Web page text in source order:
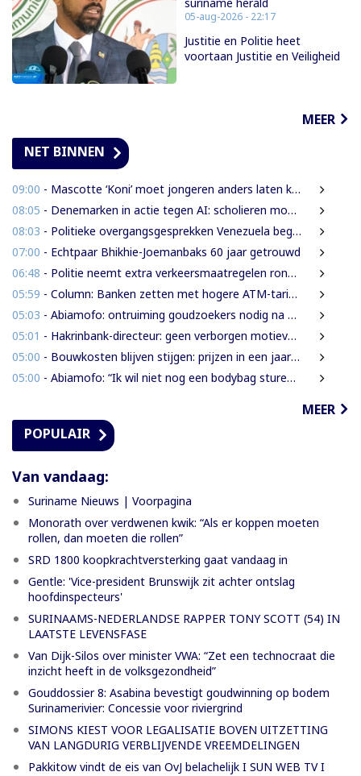
05-aug-2026 - 22:17
Justitie en Politie heet
voortaan Justitie en Veiligheid
MEER
NET BINNEN
09:00 - Mascotte ‘Koni’ moet jongeren anders laten kijken naar Surinaamse houtsector
08:05 - Denemarken in actie tegen AI: scholieren moeten extra mondelinge examens doen
08:03 - Politieke overgangsgesprekken Venezuela beginnen zonder Machado
07:00 - Echtpaar Bhikhie-Joemanbaks 60 jaar getrouwd
06:48 - Politie neemt extra verkeersmaatregelen rond afgesloten Domineestraat
05:59 - Column: Banken zetten met hogere ATM-tarieven digitale economie op achterstand
05:03 - Abiamofo: ontruiming goudzoekers nodig na dodelijke risico’s in Moeroekreek en 21 Bergi
05:01 - Hakrinbank-directeur: geen verborgen motieven bij verkoop DSB-belang
05:00 - Bouwkosten blijven stijgen: prijzen in een jaar tijd gemiddeld 7,3% hoger
05:00 - Abiamofo: “Ik wil niet nog een bodybag sturen naar dat gebied”
MEER
POPULAIR
Van vandaag:
Suriname Nieuws | Voorpagina
Monorath over verdwenen kwik: “Als er koppen moeten
rollen, dan moeten die rollen”
SRD 1800 koopkrachtversterking gaat vandaag in
Gentle: 'Vice-president Brunswijk zit achter ontslag
hoofdinspecteurs'
SURINAAMS-NEDERLANDSE RAPPER TONY SCOTT (54) IN
LAATSTE LEVENSFASE
Van Dijk-Silos over minister VWA: “Zet een technocraat die
inzicht heeft in de volksgezondheid”
Gouddossier 8: Asabina bevestigt goudwinning op bodem
Surinamerivier: Concessie voor riviergrind
SIMONS KIEST VOOR LEGALISATIE BOVEN UITZETTING
VAN LANGDURIG VERBLIJVENDE VREEMDELINGEN
Pakkitow vindt de eis van OvJ belachelijk I SUN WEB TV I